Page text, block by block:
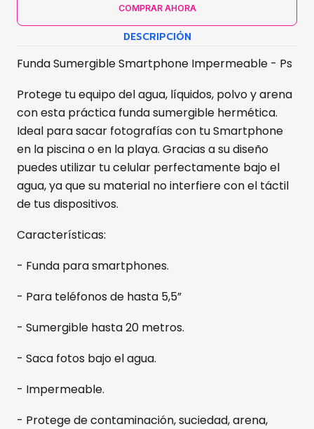
COMPRAR AHORA
DESCRIPCIÓN
Funda Sumergible Smartphone Impermeable - Ps
Protege tu equipo del agua, líquidos, polvo y arena
con esta práctica funda sumergible hermética.
Ideal para sacar fotografías con tu Smartphone
en la piscina o en la playa. Gracias a su diseño
puedes utilizar tu celular perfectamente bajo el
agua, ya que su material no interfiere con el táctil
de tus dispositivos.
Características:
- Funda para smartphones.
- Para teléfonos de hasta 5,5”
- Sumergible hasta 20 metros.
- Saca fotos bajo el agua.
- Impermeable.
- Protege de contaminación, suciedad, arena,